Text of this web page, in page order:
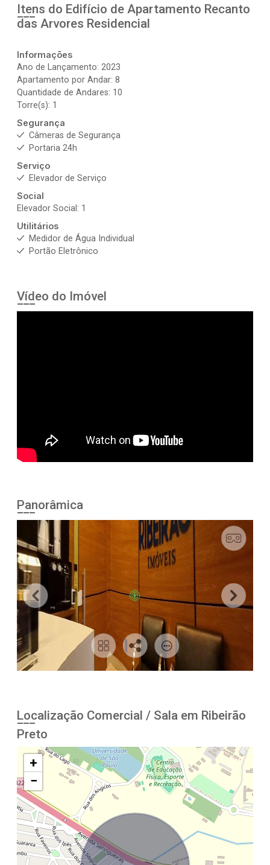
Itens do Edifício de Apartamento Recanto
das Arvores Residencial
Informações
Ano de Lançamento: 2023
Apartamento por Andar: 8
Quantidade de Andares: 10
Torre(s): 1
Segurança
Câmeras de Segurança
Portaria 24h
Serviço
Elevador de Serviço
Social
Elevador Social: 1
Utilitários
Medidor de Água Individual
Portão Eletrônico
Vídeo do Imóvel
Panorâmica
Localização Comercial / Sala em Ribeirão
Preto
+
−